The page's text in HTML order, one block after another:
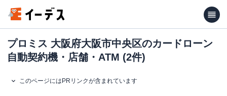
プロミス 大阪府大阪市中央区のカードローン
自動契約機・店舗・ATM (2件)
このページにはPRリンクが含まれています